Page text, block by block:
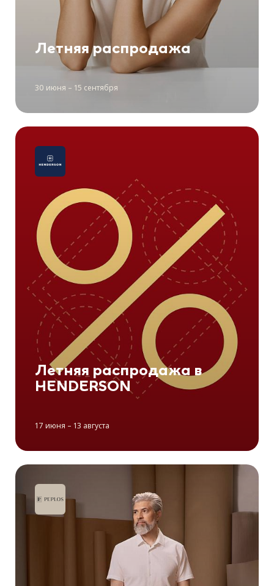
Летняя распродажа
30 июня – 15 сентября
Летняя распродажа в
HENDERSON
17 июня – 13 августа